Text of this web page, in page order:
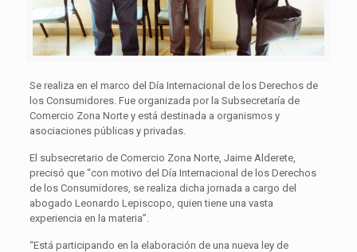
Se realiza en el marco del Día Internacional de los Derechos de
los Consumidores. Fue organizada por la Subsecretaría de
Comercio Zona Norte y está destinada a organismos y
asociaciones públicas y privadas.
El subsecretario de Comercio Zona Norte, Jaime Alderete,
precisó que “con motivo del Día Internacional de los Derechos
de los Consumidores, se realiza dicha jornada a cargo del
abogado Leonardo Lepiscopo, quien tiene una vasta
experiencia en la materia”.
“Está participando en la elaboración de una nueva ley de